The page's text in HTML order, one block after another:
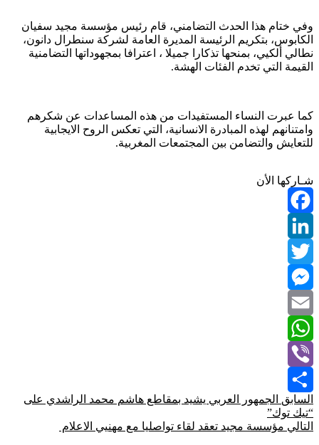
وفي ختام هذا الحدث التضامني، قام رئيس مؤسسة مجيد سفيان
الكابوس، بتكريم الرئيسة المديرة العامة لشركة سنطرال دانون،
نطالي ألكيي، بمنحها تذكارا جميلا ، اعترافا بمجهوداتها التضامنية
القيمة التي تخدم الفئات الهشة.
كما عبرت النساء المستفيدات من هذه المساعدات عن شكرهم
وامتنانهم لهذه المبادرة الانسانية، التي تعكس الروح الايجابية
للتعايش والتضامن بين المجتمعات المغربية.
شـاركها الأن
Facebook
LinkedIn
Twitter
Messenger
Email
WhatsApp
Viber
Share
السابق الجمهور العربي يشيد بمقاطع هاشم محمد الراشدي على
“تيك توك”
التالي مؤسسة مجيد تعقد لقاء تواصليا مع مهنيي الاعلام